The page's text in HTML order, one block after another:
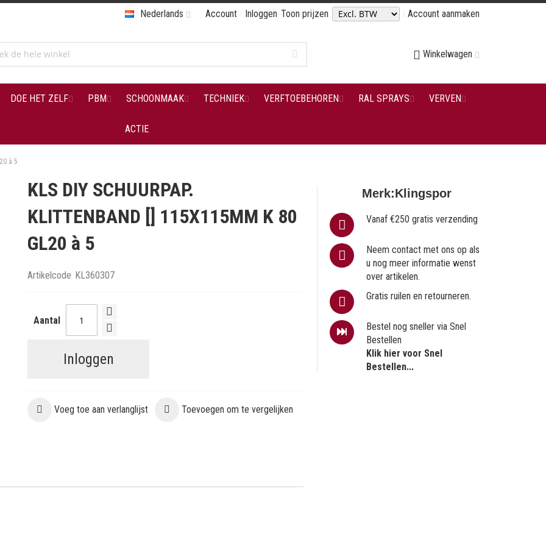
Account Inloggen Toon prijzen Account aanmaken
Nederlands
Winkelwagen
DOE HET ZELF PBM SCHOONMAAK TECHNIEK VERFTOEBEHOREN RAL SPRAYS VERVEN
ACTIE
à 5
KLS DIY SCHUURPAP.
KLITTENBAND [] 115X115MM K 80
GL20 à 5
Artikelcode KL360307
Aantal
Inloggen
Voeg toe aan verlanglijst Toevoegen om te vergelijken
Merk:Klingspor
Vanaf €250 gratis verzending
Neem contact met ons op als
u nog meer informatie wenst
over artikelen.
Gratis ruilen en retourneren.
Bestel nog sneller via Snel
Bestellen
Klik hier voor Snel
Bestellen...